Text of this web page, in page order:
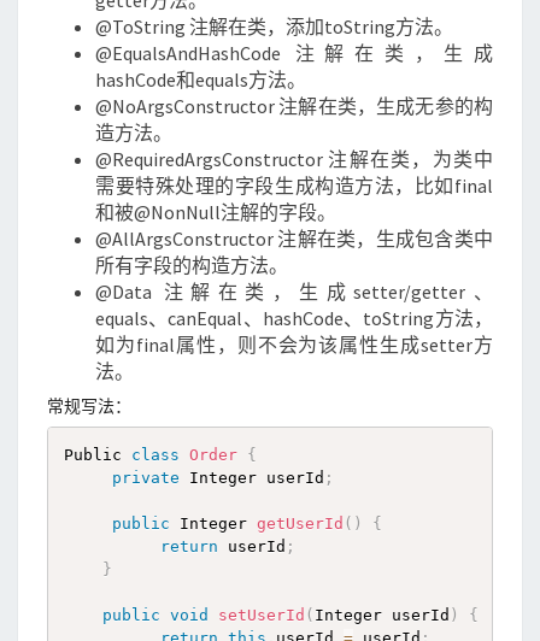
@ToString 注解在类，添加toString方法。
@EqualsAndHashCode 注解在类，生成
hashCode和equals方法。
@NoArgsConstructor 注解在类，生成无参的构
造方法。
@RequiredArgsConstructor 注解在类，为类中
需要特殊处理的字段生成构造方法，比如final
和被@NonNull注解的字段。
@AllArgsConstructor 注解在类，生成包含类中
所有字段的构造方法。
@Data 注解在类，生成setter/getter、
equals、canEqual、hashCode、toString方法，
如为final属性，则不会为该属性生成setter方
法。
常规写法：
Public class Order {
private Integer userId ;
public Integer getUserId ( )
{
return userId ;
}
public void setUserId ( Integer userId )
{
return this . userId = userId ;